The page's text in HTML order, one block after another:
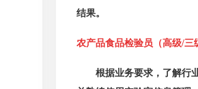
结果。
农产品食品检验员（高级/三
根据业务要求，了解行